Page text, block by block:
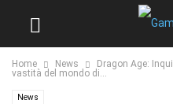
Home News
Dragon Age:
vastità del mondo di...
News